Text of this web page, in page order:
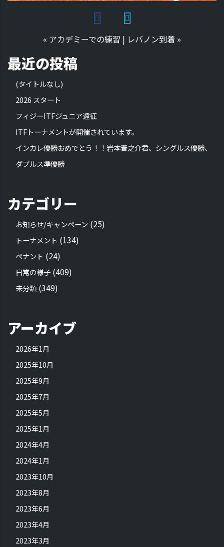
« アカデミーでの練習 | レバノン到着 »
最近の投稿
(タイトルなし)
2026 スタート
フィジーITFジュニア遠征
ITFトーナメントが開催されています。
インカレ優勝おめでとう！！岩本晋之介君、シングルス優勝、
ダブルス準優勝
カテゴリー
お知らせ/キャンペーン (25)
トーナメント (134)
ペナント (24)
日常の様子 (409)
未分類 (349)
アーカイブ
2026年1月
2025年10月
2025年9月
2025年7月
2025年5月
2025年1月
2024年4月
2024年1月
2023年10月
2023年8月
2023年6月
2023年4月
2023年3月